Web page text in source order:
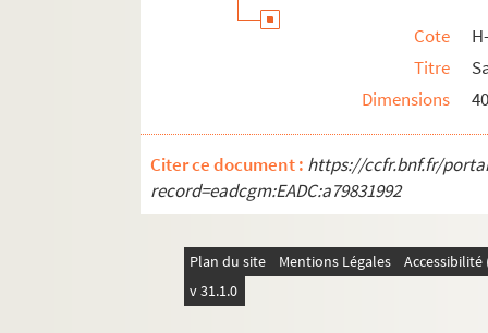
H-IMAR-21-99-373. Calendrier 1841
H-IMAR-21-100-374. Calendrier 1841
H-IMAR-21-101-375. Al'ar picture from
H-IMAR-21-102-376. Illustration des
H-IMAR-21-103-378. Les apôtres de
Saint Jacques
Saint Thomas
Saint Barnabé
Cote
Titre
Dimensions
Citer ce document : https://ccfr.bnf.fr/
record=eadcgm:EADC:a79831992
Plan du site Mentions Légales
v 31.1.0